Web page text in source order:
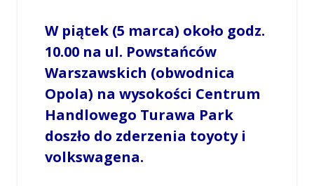
W piątek (5 marca) około godz.
10.00 na ul. Powstańców
Warszawskich (obwodnica
Opola) na wysokości Centrum
Handlowego Turawa Park
doszło do zderzenia toyoty i
volkswagena.